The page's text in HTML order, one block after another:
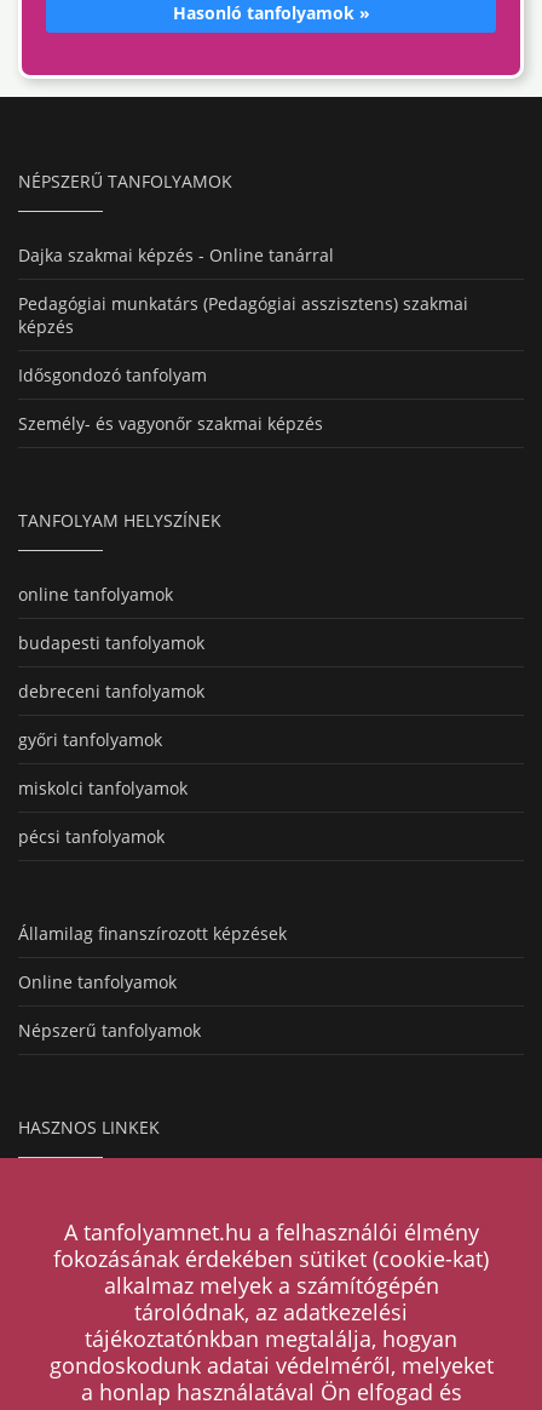
Hasonló tanfolyamok »
NÉPSZERŰ TANFOLYAMOK
Dajka szakmai képzés - Online tanárral
Pedagógiai munkatárs (Pedagógiai asszisztens) szakmai
képzés
Idősgondozó tanfolyam
Személy- és vagyonőr szakmai képzés
TANFOLYAM HELYSZÍNEK
online tanfolyamok
budapesti tanfolyamok
debreceni tanfolyamok
győri tanfolyamok
miskolci tanfolyamok
pécsi tanfolyamok
Államilag finanszírozott képzések
Online tanfolyamok
Népszerű tanfolyamok
HASZNOS LINKEK
Magazin
Kapcsolat
A tanfolyamnet.hu a felhasználói élmény
fokozásának érdekében sütiket (cookie-kat)
alkalmaz melyek a számítógépén
tárolódnak, az adatkezelési
tájékoztatónkban megtalálja, hogyan
gondoskodunk adatai védelméről, melyeket
a honlap használatával Ön elfogad és